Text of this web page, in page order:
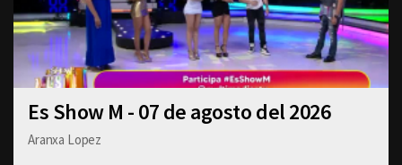
Es Show M - 07 de agosto del 2026
Aranxa Lopez